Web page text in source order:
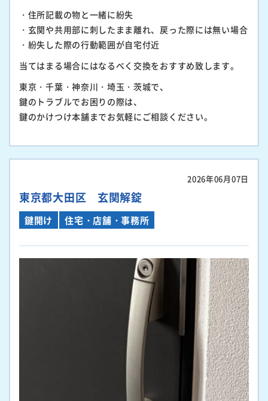
・住所記載の物と一緒に紛失
・玄関や共用部に刺したまま離れ、戻った際には無い場合
・紛失した際の行動範囲が自宅付近
当てはまる場合にはなるべく交換をおすすめ致します。
東京・千葉・神奈川・埼玉・茨城で、
鍵のトラブルでお困りの際は、
鍵のかけつけ本舗までお気軽にご相談ください。
2026年06月07日
東京都大田区 玄関解錠
鍵開け 住宅・店舗・事務所